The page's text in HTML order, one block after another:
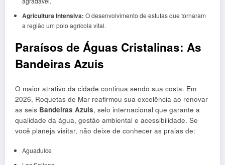
Agricultura Intensiva: O desenvolvimento de estufas que tornaram
a região um polo agrícola vital.
Paraísos de Águas Cristalinas: As
Bandeiras Azuis
O maior atrativo da cidade continua sendo sua costa. Em
2026, Roquetas de Mar reafirmou sua excelência ao renovar
as seis Bandeiras Azuis, selo internacional que garante a
qualidade da água, gestão ambiental e acessibilidade. Se
você planeja visitar, não deixe de conhecer as praias de:
Aguadulce